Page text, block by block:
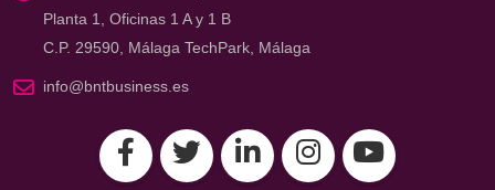
Planta 1, Oficinas 1 A y 1 B
C.P. 29590, Málaga TechPark, Málaga
info@bntbusiness.es